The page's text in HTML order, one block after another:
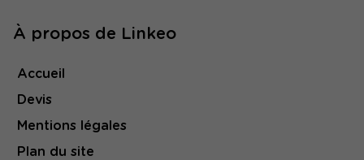
À propos de Linkeo
Accueil
Devis
Mentions légales
Plan du site